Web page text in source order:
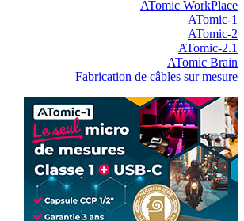
ATomic WorkPlace
ATomic-1
ATomic-2
ATomic-2.1
ATomic Brain
Fabrication de câbles sur mesure